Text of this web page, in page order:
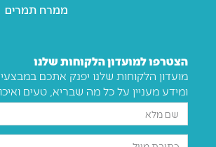
ממרח תמרים
הצטרפו למועדון הלקוחות שלנו
מועדון הלקוחות שלנו יפנק אתכם
ומידע מעניין על כל מה שבריא, טעים
שם
אימייל